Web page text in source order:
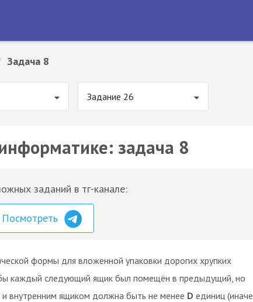
Задача 8
Задание 26
задача 8
заданий в тг-канале:
Посмотреть
формы для вложенной упаковки дорогих хрупких
каждый следующий ящик был помещён в предыдущий, но
внутренним ящиком должна быть не менее D единиц (иначе